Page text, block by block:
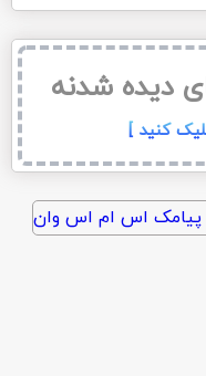
دیده شدنه
کنید ]